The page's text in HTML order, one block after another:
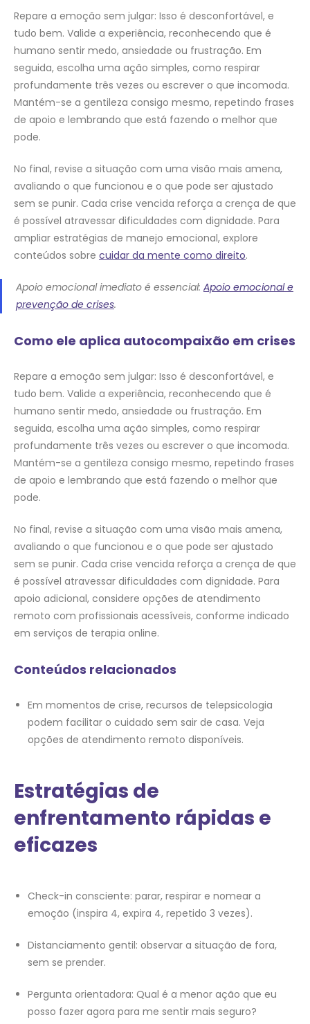
Repare a emoção sem julgar: Isso é desconfortável, e
tudo bem. Valide a experiência, reconhecendo que é
humano sentir medo, ansiedade ou frustração. Em
seguida, escolha uma ação simples, como respirar
profundamente três vezes ou escrever o que incomoda.
Mantém-se a gentileza consigo mesmo, repetindo frases
de apoio e lembrando que está fazendo o melhor que
pode.
No final, revise a situação com uma visão mais amena,
avaliando o que funcionou e o que pode ser ajustado
sem se punir. Cada crise vencida reforça a crença de que
é possível atravessar dificuldades com dignidade. Para
ampliar estratégias de manejo emocional, explore
conteúdos sobre cuidar da mente como direito.
Apoio emocional imediato é essencial: Apoio emocional e
prevenção de crises.
Como ele aplica autocompaixão em crises
Repare a emoção sem julgar: Isso é desconfortável, e
tudo bem. Valide a experiência, reconhecendo que é
humano sentir medo, ansiedade ou frustração. Em
seguida, escolha uma ação simples, como respirar
profundamente três vezes ou escrever o que incomoda.
Mantém-se a gentileza consigo mesmo, repetindo frases
de apoio e lembrando que está fazendo o melhor que
pode.
No final, revise a situação com uma visão mais amena,
avaliando o que funcionou e o que pode ser ajustado
sem se punir. Cada crise vencida reforça a crença de que
é possível atravessar dificuldades com dignidade. Para
apoio adicional, considere opções de atendimento
remoto com profissionais acessíveis, conforme indicado
em serviços de terapia online.
Conteúdos relacionados
Em momentos de crise, recursos de telepsicologia
podem facilitar o cuidado sem sair de casa. Veja
opções de atendimento remoto disponíveis.
Estratégias de
enfrentamento rápidas e
eficazes
Check-in consciente: parar, respirar e nomear a
emoção (inspira 4, expira 4, repetido 3 vezes).
Distanciamento gentil: observar a situação de fora,
sem se prender.
Pergunta orientadora: Qual é a menor ação que eu
posso fazer agora para me sentir mais seguro?